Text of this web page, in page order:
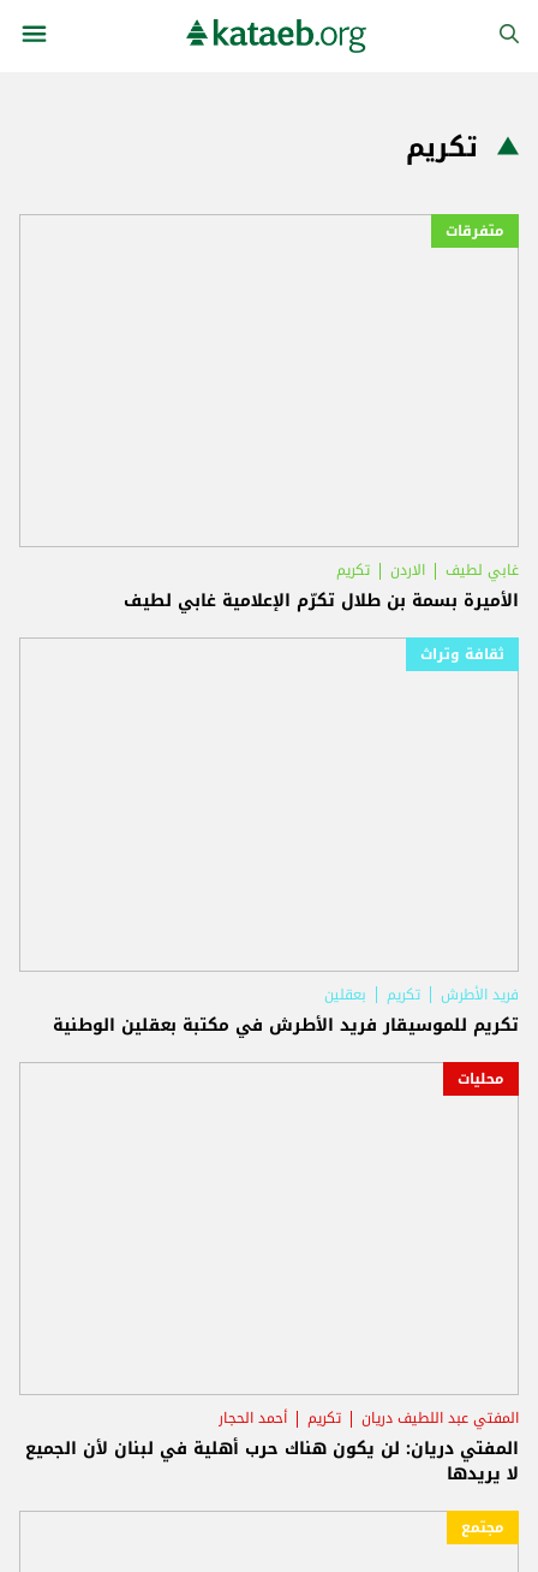
تكريم
متفرقات
غابي لطيف الاردن تكريم
الأميرة بسمة بن طلال تكرّم الإعلامية غابي لطيف
ثقافة وتراث
فريد الأطرش تكريم بعقلين
تكريم للموسيقار فريد الأطرش في مكتبة بعقلين الوطنية
محليات
المفتي عبد اللطيف دريان تكريم أحمد الحجار
المفتي دريان: لن يكون هناك حرب أهلية في لبنان لأن الجميع
لا يريدها
مجتمع